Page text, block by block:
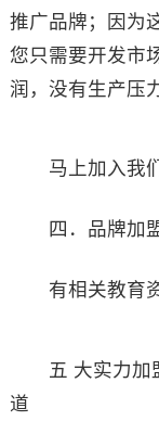
推广品牌；因为
您只需要开发市
润，没有生产压
马上加入我们
四．品牌加盟
有相关教育资
五 大实力加盟
道